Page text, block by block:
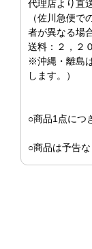
代理店より直
（佐川急便
者が異なる場
送料：２，２
※沖縄・離島
します。）
○商品1点につ
○商品は予告